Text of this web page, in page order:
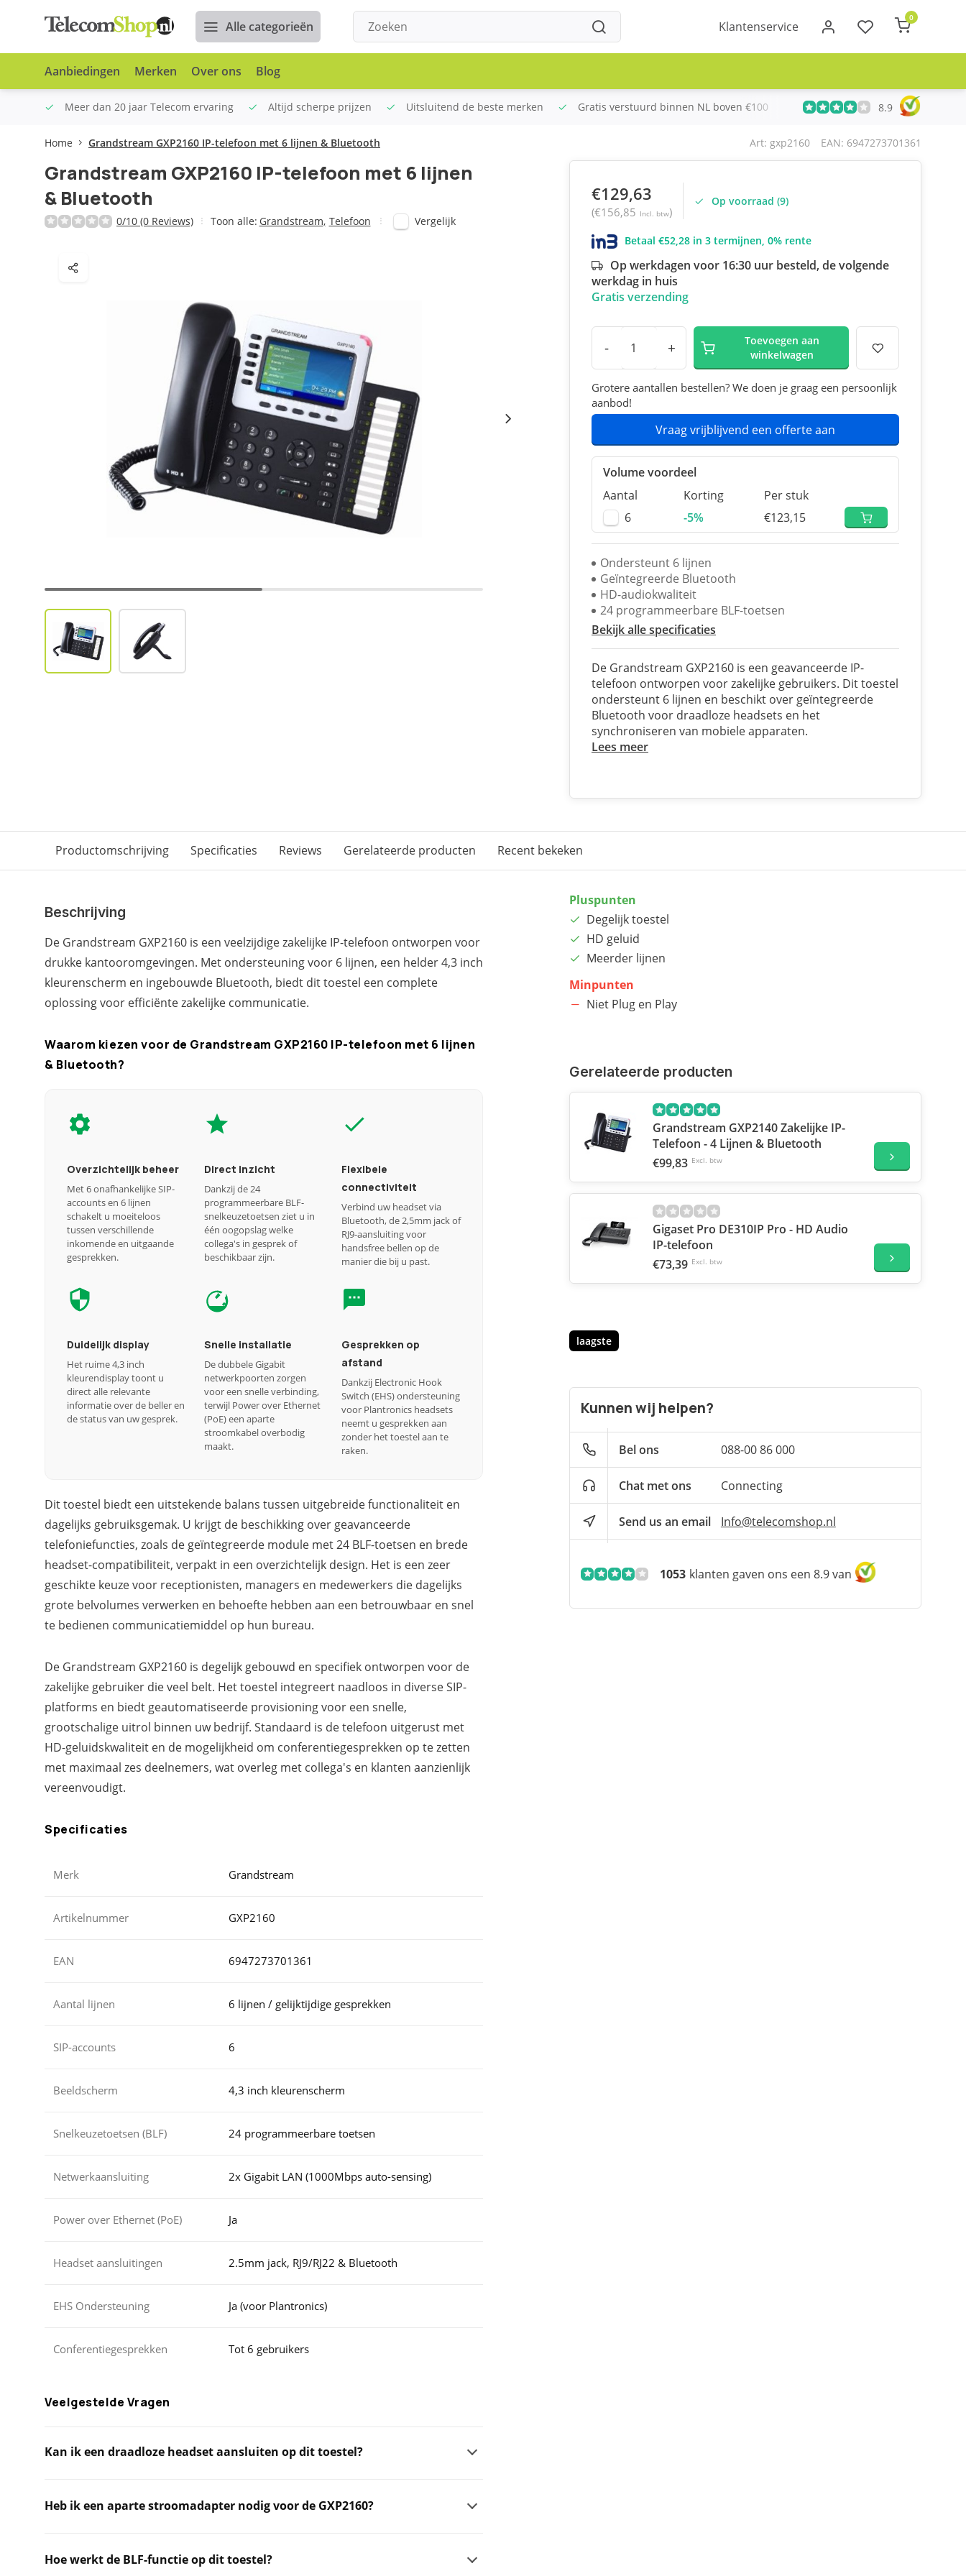
Alle categorieën Klantenservice
0
Aanbiedingen Merken Over ons Blog
Meer dan 20 jaar Telecom ervaring Altijd scherpe prijzen Uitsluitend de beste merken Gratis verstuurd binnen NL boven €100 Meer dan 20 jaar Telecom
8.9
Home Grandstream GXP2160 IP-telefoon met 6 lijnen & Bluetooth​ Art: gxp2160 EAN: 6947273701361
Grandstream GXP2160 IP-telefoon met 6 lijnen
& Bluetooth​
0/10 (0 Reviews) Toon alle: Grandstream, Telefoon Vergelijk
€129,63
(€156,85 Incl. btw)
Op voorraad (9)
Betaal €52,28 in 3 termijnen, 0% rente
Op werkdagen voor 16:30 uur besteld, de volgende
werkdag in huis
Gratis verzending
- +
Toevoegen aan
winkelwagen
Grotere aantallen bestellen? We doen je graag een persoonlijk
aanbod!
Vraag vrijblijvend een offerte aan
Volume voordeel
Aantal
Korting
Per stuk
6
-5% €123,15
Ondersteunt 6 lijnen
Geïntegreerde Bluetooth
HD-audiokwaliteit
24 programmeerbare BLF-toetsen
Bekijk alle specificaties
De Grandstream GXP2160 is een geavanceerde IP-
telefoon ontworpen voor zakelijke gebruikers. Dit toestel
ondersteunt 6 lijnen en beschikt over geïntegreerde
Bluetooth voor draadloze headsets en het
synchroniseren van mobiele apparaten.
Lees meer
Productomschrijving Specificaties Reviews Gerelateerde producten Recent bekeken
Beschrijving
De Grandstream GXP2160 is een veelzijdige zakelijke IP-telefoon ontworpen voor
drukke kantooromgevingen. Met ondersteuning voor 6 lijnen, een helder 4,3 inch
kleurenscherm en ingebouwde Bluetooth, biedt dit toestel een complete
oplossing voor efficiënte zakelijke communicatie.
Waarom kiezen voor de Grandstream GXP2160 IP-telefoon met 6 lijnen
& Bluetooth?
Overzichtelijk beheer
Met 6 onafhankelijke SIP-
accounts en 6 lijnen
schakelt u moeiteloos
tussen verschillende
inkomende en uitgaande
gesprekken.
Direct inzicht
Dankzij de 24
programmeerbare BLF-
snelkeuzetoetsen ziet u in
één oogopslag welke
collega's in gesprek of
beschikbaar zijn.
Flexibele
connectiviteit
Verbind uw headset via
Bluetooth, de 2,5mm jack of
RJ9-aansluiting voor
handsfree bellen op de
manier die bij u past.
Duidelijk display
Het ruime 4,3 inch
kleurendisplay toont u
direct alle relevante
informatie over de beller en
de status van uw gesprek.
Snelle installatie
De dubbele Gigabit
netwerkpoorten zorgen
voor een snelle verbinding,
terwijl Power over Ethernet
(PoE) een aparte
stroomkabel overbodig
maakt.
Gesprekken op
afstand
Dankzij Electronic Hook
Switch (EHS) ondersteuning
voor Plantronics headsets
neemt u gesprekken aan
zonder het toestel aan te
raken.
Dit toestel biedt een uitstekende balans tussen uitgebreide functionaliteit en
dagelijks gebruiksgemak. U krijgt de beschikking over geavanceerde
telefoniefuncties, zoals de geïntegreerde module met 24 BLF-toetsen en brede
headset-compatibiliteit, verpakt in een overzichtelijk design. Het is een zeer
geschikte keuze voor receptionisten, managers en medewerkers die dagelijks
grote belvolumes verwerken en behoefte hebben aan een betrouwbaar en snel
te bedienen communicatiemiddel op hun bureau.
De Grandstream GXP2160 is degelijk gebouwd en specifiek ontworpen voor de
zakelijke gebruiker die veel belt. Het toestel integreert naadloos in diverse SIP-
platforms en biedt geautomatiseerde provisioning voor een snelle,
grootschalige uitrol binnen uw bedrijf. Standaard is de telefoon uitgerust met
HD-geluidskwaliteit en de mogelijkheid om conferentiegesprekken op te zetten
met maximaal zes deelnemers, wat overleg met collega's en klanten aanzienlijk
vereenvoudigt.
Specificaties
Merk Grandstream
Artikelnummer GXP2160
EAN 6947273701361
Aantal lijnen 6 lijnen / gelijktijdige gesprekken
SIP-accounts 6
Beeldscherm 4,3 inch kleurenscherm
Snelkeuzetoetsen (BLF) 24 programmeerbare toetsen
Netwerkaansluiting 2x Gigabit LAN (1000Mbps auto-sensing)
Power over Ethernet (PoE) Ja
Headset aansluitingen 2.5mm jack, RJ9/RJ22 & Bluetooth
EHS Ondersteuning Ja (voor Plantronics)
Conferentiegesprekken Tot 6 gebruikers
Veelgestelde Vragen
Kan ik een draadloze headset aansluiten op dit toestel?
Heb ik een aparte stroomadapter nodig voor de GXP2160?
Hoe werkt de BLF-functie op dit toestel?
Pluspunten
Degelijk toestel
HD geluid
Meerder lijnen
Minpunten
Niet Plug en Play
Gerelateerde producten
Grandstream GXP2140 Zakelijke IP-
Telefoon - 4 Lijnen & Bluetooth
€99,83 Excl. btw
Gigaset Pro DE310IP Pro - HD Audio
IP-telefoon
€73,39 Excl. btw
laagste
Kunnen wij helpen?
Bel ons 088-00 86 000
Chat met ons Connecting
Send us an email Info@telecomshop.nl
1053 klanten gaven ons een 8.9 van